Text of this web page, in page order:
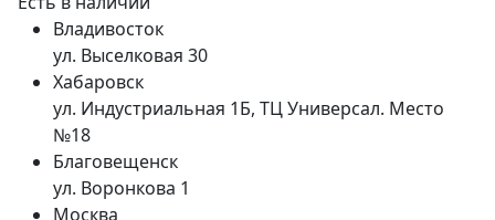
Владивосток
ул. Выселковая 30
Хабаровск
ул. Индустриальная 1Б, ТЦ Универсал. Место
№18
Благовещенск
ул. Воронкова 1
Москва